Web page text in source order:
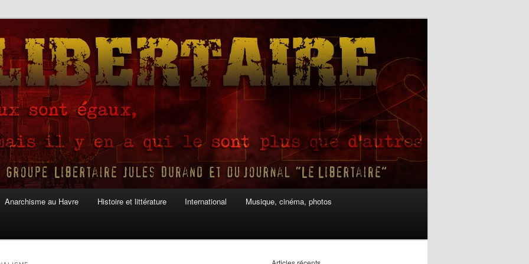
Anarchisme au Havre Histoire et littérature International Musique, cinéma, photos